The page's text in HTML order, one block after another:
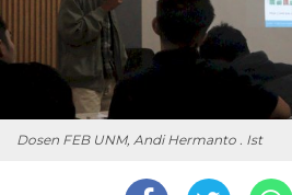
Dosen FEB UNM, Andi Hermanto . Ist